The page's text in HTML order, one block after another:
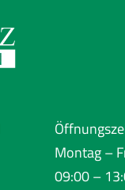
Montag –
09:00 –